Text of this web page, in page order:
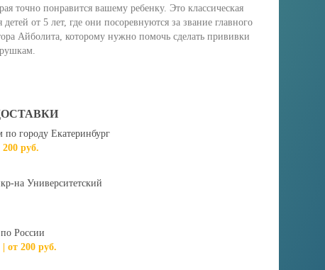
точно понравится вашему ребенку. Это классическая
детей от 5 лет, где они посоревнуются за звание главного
Айболита, которому нужно помочь сделать прививки
по городу Екатеринбург
руб.
на Университетский
России
от 200 руб.